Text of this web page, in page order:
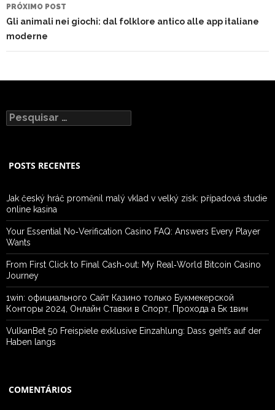
PRÓXIMO POST
Gli animali nei giochi: dal folklore antico alle app italiane
moderne
Pesquisar
por:
POSTS RECENTES
Jak český hráč proměnil malý vklad v velký zisk: případová studie
online kasina
Your Essential No‑Verification Casino FAQ: Answers Every Player
Wants
From First Click to Final Cash‑out: My Real‑World Bitcoin Casino
Journey
1win: официального Сайт Казино только Букмекерской
Конторы 2024, Онлайн Ставки в Спорт, Прохода а Бк 1вин
VulkanBet 50 Freispiele exklusive Einzahlung: Dass geht’s auf der
Haben langs
COMENTÁRIOS